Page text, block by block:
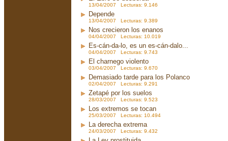
13/04/2007 Lecturas: 9.146
Depende
13/04/2007 Lecturas: 9.389
Nos crecieron los enanos
04/04/2007 Lecturas: 10.019
Es-cán-da-lo, es un es-cán-dalo...
04/04/2007 Lecturas: 9.743
El charnego violento
03/04/2007 Lecturas: 9.670
Demasiado tarde para los Polanco
02/04/2007 Lecturas: 9.291
Zetapé por los suelos
28/03/2007 Lecturas: 9.523
Los extremos se tocan
25/03/2007 Lecturas: 10.494
La derecha extrema
24/03/2007 Lecturas: 9.432